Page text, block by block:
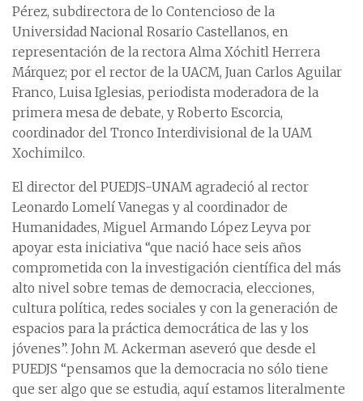
Pérez, subdirectora de lo Contencioso de la
Universidad Nacional Rosario Castellanos, en
representación de la rectora Alma Xóchitl Herrera
Márquez; por el rector de la UACM, Juan Carlos Aguilar
Franco, Luisa Iglesias, periodista moderadora de la
primera mesa de debate, y Roberto Escorcia,
coordinador del Tronco Interdivisional de la UAM
Xochimilco.
El director del PUEDJS-UNAM agradeció al rector
Leonardo Lomelí Vanegas y al coordinador de
Humanidades, Miguel Armando López Leyva por
apoyar esta iniciativa “que nació hace seis años
comprometida con la investigación científica del más
alto nivel sobre temas de democracia, elecciones,
cultura política, redes sociales y con la generación de
espacios para la práctica democrática de las y los
jóvenes”. John M. Ackerman aseveró que desde el
PUEDJS “pensamos que la democracia no sólo tiene
que ser algo que se estudia, aquí estamos literalmente